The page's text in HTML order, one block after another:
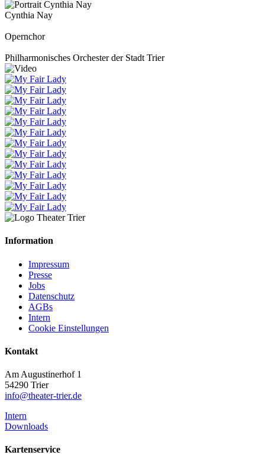
Cynthia Nay
Opernchor
Philharmonisches Orchester der Stadt Trier
Information
Impressum
Presse
Jobs
Datenschutz
AGBs
Intern
Cookie Einstellungen
Kontakt
Am Augustinerhof 1
54290 Trier
info@theater-trier.de
Intern
Downloads
Kartenservice